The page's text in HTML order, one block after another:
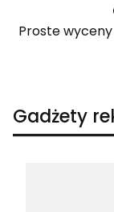
Proste
Gadżety